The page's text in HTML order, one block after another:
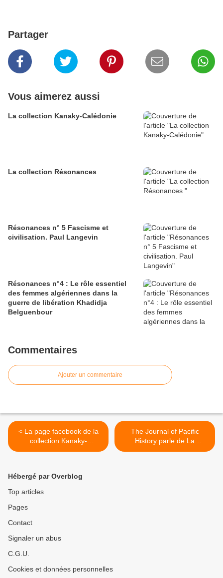
Partager
Vous aimerez aussi
La collection Kanaky-Calédonie
La collection Résonances
Résonances n° 5 Fascisme et
civilisation. Paul Langevin
Résonances n°4 : Le rôle essentiel
des femmes algériennes dans la
guerre de libération Khadidja
Belguenbour
Commentaires
Ajouter un commentaire
< La page facebook de la
collection Kanaky-
Calédonie
The Journal of Pacific
History parle de La
Littérature irradiée
Hébergé par Overblog
Top articles
Pages
Contact
Signaler un abus
C.G.U.
Cookies et données personnelles